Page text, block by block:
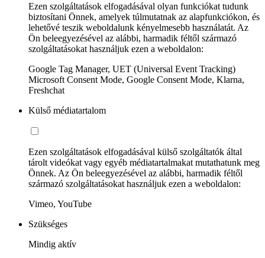
Ezen szolgáltatások elfogadásával olyan funkciókat tudunk
biztosítani Önnek, amelyek túlmutatnak az alapfunkciókon, és
lehetővé teszik weboldalunk kényelmesebb használatát. Az
Ön beleegyezésével az alábbi, harmadik féltől származó
szolgáltatásokat használjuk ezen a weboldalon:
Google Tag Manager, UET (Universal Event Tracking)
Microsoft Consent Mode, Google Consent Mode, Klarna,
Freshchat
Külső médiatartalom
Ezen szolgáltatások elfogadásával külső szolgáltatók által
tárolt videókat vagy egyéb médiatartalmakat mutathatunk meg
Önnek. Az Ön beleegyezésével az alábbi, harmadik féltől
származó szolgáltatásokat használjuk ezen a weboldalon:
Vimeo, YouTube
Szükséges
Mindig aktív